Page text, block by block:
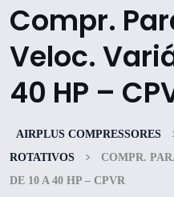
Compr.
Veloc.
40 HP –
AIRPLUS COMPRESSORES
ROTATIVOS
>
COMPR.
DE 10 A 40 HP – CPVR